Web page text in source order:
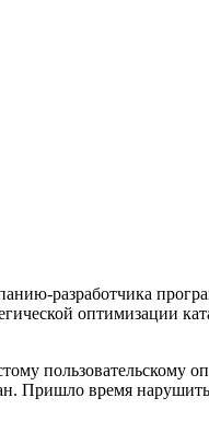
разработчика
оптимизации
пользовательскому
Пришло время нарушить